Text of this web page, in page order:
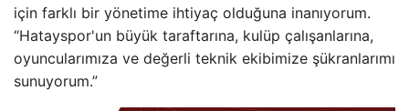
için farklı bir yönetime ihtiyaç olduğuna inanıyorum.
“Hatayspor'un büyük taraftarına, kulüp çalışanlarına,
oyuncularımıza ve değerli teknik ekibimize şükranlarımı
sunuyorum.”